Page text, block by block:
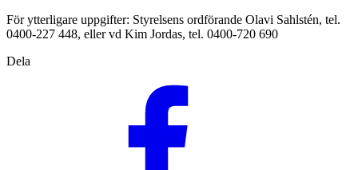
För ytterligare uppgifter: Styrelsens ordförande Olavi Sahlstén, tel.
0400-227 448, eller vd Kim Jordas, tel. 0400-720 690
Dela